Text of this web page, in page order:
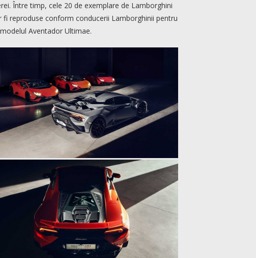
Între timp, cele 20 de exemplare de Lamborghini
reproduse conform conducerii Lamborghinii pentru
Aventador Ultimae.